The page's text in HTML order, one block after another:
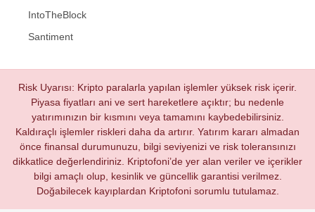
IntoTheBlock
Santiment
Risk Uyarısı: Kripto paralarla yapılan işlemler yüksek risk içerir.
Piyasa fiyatları ani ve sert hareketlere açıktır; bu nedenle
yatırımınızın bir kısmını veya tamamını kaybedebilirsiniz.
Kaldıraçlı işlemler riskleri daha da artırır. Yatırım kararı almadan
önce finansal durumunuzu, bilgi seviyenizi ve risk toleransınızı
dikkatlice değerlendiriniz. Kriptofoni’de yer alan veriler ve içerikler
bilgi amaçlı olup, kesinlik ve güncellik garantisi verilmez.
Doğabilecek kayıplardan Kriptofoni sorumlu tutulamaz.